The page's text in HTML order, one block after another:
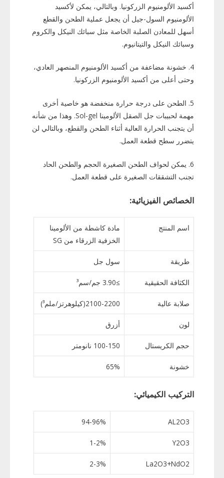
أكسيد الألومنيوم الزركونيا. وبالتالي، يمكن لأكسيد
الألومنيوم السول-جيل أن يجعل عملية الطحن والقطع
أسهل للمعادن الصلبة الخاصة مثل سبائك النيكل والكروم
وسبائك النيكل والتيتانيوم.
4. خشونة مضاعفة من أكسيد الألومنيوم المنصهر العادي،
وحتى أعلى من أكسيد الألومنيوم الزركونيا.
5. الطحن على درجة حرارة منخفضة هو خاصية أخرى
مهمة لحبيبات جل الصقل الألومينا Sol-gel. وهذا من شأنه
أن يتجنب الحرارة العالية أثناء الطحن والقطع، وبالتالي لن
يتضرر سطح قطعة العمل.
6. يمكن لحواف الطحن الصغيرة الحجم والطحن الحاد
تجنب التشققات الصغيرة على قطعة العمل.
الخصائص الفيزيائية:
اسم المنتج
مادة كاشطة من الألومينا
الخزفية الزرقاء من SG
طريقة سول جل
الكثافة الحقيقية ≥3.90 جم/سم³
صلابة عالية 2100-2200(كيلوهرتز/ملم³)
لون أزرق
حجم الكريستال 100-150 نانومتر
خشونة 65%
التركيب الكيميائي:
AL2O3
94-96%
Y2O3
1-2%
La2O3+NdO2
2-3%